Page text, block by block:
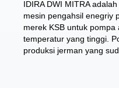
IDIRA DWI MITRA
mesin pengahsil enegriy
merek KSB untuk
temperatur yang tinggi.
produksi jerman yang